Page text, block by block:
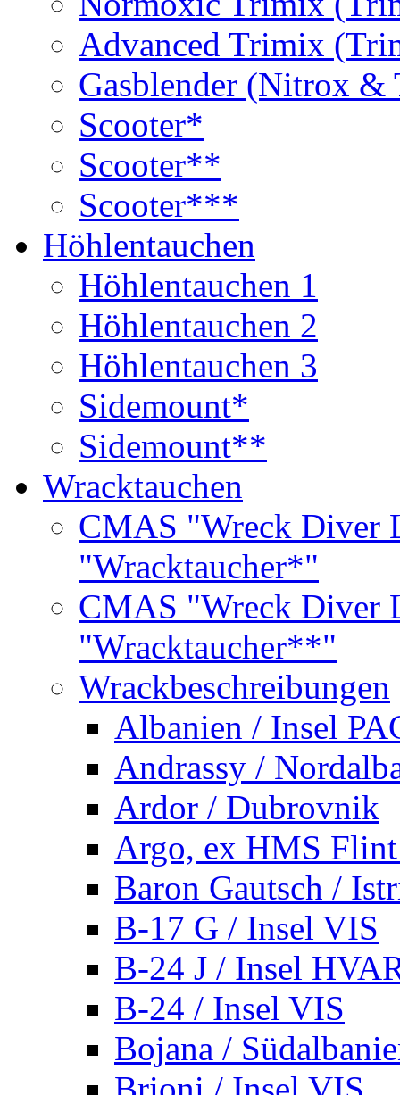
Advanced Trimix
Gasblender (Nitrox
Scooter*
Scooter**
Scooter***
Höhlentauchen
Höhlentauchen 1
Höhlentauchen 2
Höhlentauchen 3
Sidemount*
Sidemount**
Wracktauchen
CMAS "Wreck Diver
"Wracktaucher*"
CMAS "Wreck Diver
"Wracktaucher**"
Wrackbeschreibungen
Albanien / Insel
Andrassy /
Ardor / Dubrovnik
Argo, ex HMS
Baron Gautsch /
B-17 G / Insel VIS
B-24 J / Insel
B-24 / Insel VIS
Bojana /